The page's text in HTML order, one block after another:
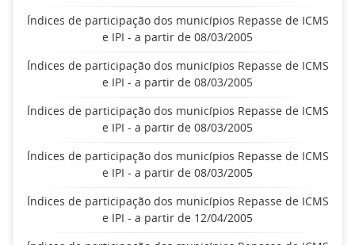
Índices de participação dos municípios Repasse de ICMS
e IPI - a partir de 08/03/2005
Índices de participação dos municípios Repasse de ICMS
e IPI - a partir de 08/03/2005
Índices de participação dos municípios Repasse de ICMS
e IPI - a partir de 08/03/2005
Índices de participação dos municípios Repasse de ICMS
e IPI - a partir de 08/03/2005
Índices de participação dos municípios Repasse de ICMS
e IPI - a partir de 12/04/2005